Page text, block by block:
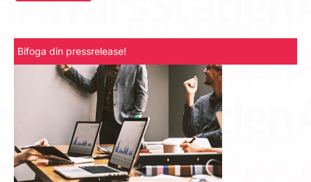
Bifoga din pressrelease!